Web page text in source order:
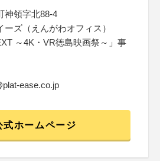
神領字北88-4
ズ（えんがわオフィス）
～4K・VR徳島映画祭～」事
ease.co.jp
式ホームページ